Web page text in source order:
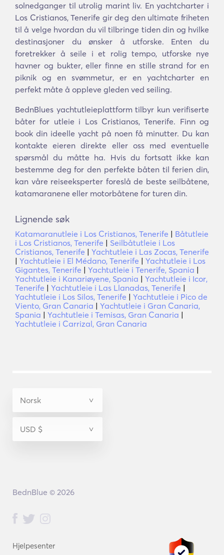
solnedganger til utrolig marint liv. En yachtcharter i
Los Cristianos, Tenerife gir deg den ultimate friheten
til å velge hvordan du vil tilbringe tiden din og hvilke
destinasjoner du ønsker å utforske. Enten du
foretrekker å seile i et rolig tempo, utforske nye
havner og bukter, eller finne en stille strand for en
piknik og en svømmetur, er en yachtcharter en
perfekt måte å oppleve gleden ved seiling.
BednBlues yachtutleieplattform tilbyr kun verifiserte
båter for utleie i Los Cristianos, Tenerife. Finn og
book din ideelle yacht på noen få minutter. Du kan
kontakte eieren direkte eller oss med eventuelle
spørsmål du måtte ha. Hvis du fortsatt ikke kan
bestemme deg for den perfekte båten til ferien din,
kan våre reiseeksperter foreslå de beste seilbåtene,
katamaranene eller motorbåtene for turen din.
Lignende søk
Katamaranutleie i Los Cristianos, Tenerife | Båtutleie
i Los Cristianos, Tenerife | Seilbåtutleie i Los
Cristianos, Tenerife | Yachtutleie i Las Zocas, Tenerife
| Yachtutleie i El Médano, Tenerife | Yachtutleie i Los
Gigantes, Tenerife | Yachtutleie i Tenerife, Spania |
Yachtutleie i Kanariøyene, Spania | Yachtutleie i Icor,
Tenerife | Yachtutleie i Las Llanadas, Tenerife |
Yachtutleie i Los Silos, Tenerife | Yachtutleie i Pico de
Viento, Gran Canaria | Yachtutleie i Gran Canaria,
Spania | Yachtutleie i Temisas, Gran Canaria |
Yachtutleie i Carrizal, Gran Canaria
Hjelpesenter
BednBlue © 2026